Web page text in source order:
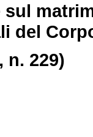
del
n. 229)